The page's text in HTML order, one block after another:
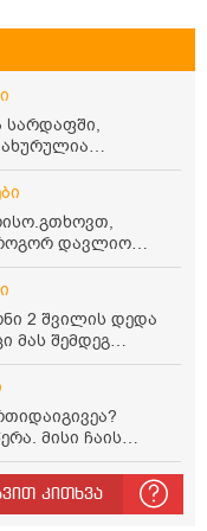
სარდაფში,
შენარჩუნებული
თუ არა მისი
დავლიო
მაქვს
დონეს
2 შვილის დედა
მას შემდეგ
რადგან ისევ
მქონდა
გასვილისას
გარეთ წაავალა
როგორმე გავდივარ
მიწა მეცლება
აუცილებლად
მისი ჩაის
არის კარგი?
ჩავყაროთ 1 ჩაის
ორეგანო და
კითხვა